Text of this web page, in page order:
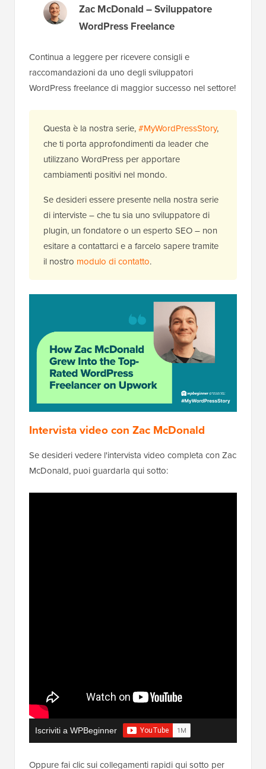
Zac McDonald – Sviluppatore
WordPress Freelance
Continua a leggere per ricevere consigli e
raccomandazioni da uno degli sviluppatori
WordPress freelance di maggior successo nel settore!
Questa è la nostra serie,#MyWordPressStory,
che ti porta approfondimenti da leader che
utilizzano WordPress per apportare
cambiamenti positivi nel mondo.
Se desideri essere presente nella nostra serie
di interviste – che tu sia uno sviluppatore di
plugin, un fondatore o un esperto SEO – non
esitare a contattarci e a farcelo sapere tramite
il nostro modulo di contatto.
Intervista video con Zac McDonald
Se desideri vedere l'intervista video completa con Zac
McDonald, puoi guardarla qui sotto:
Iscriviti a WPBeginner
Oppure fai clic sui collegamenti rapidi qui sotto per